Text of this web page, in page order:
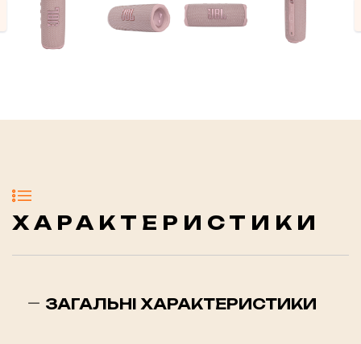
ХАРАКТЕРИСТИКИ
ЗАГАЛЬНІ ХАРАКТЕРИСТИКИ